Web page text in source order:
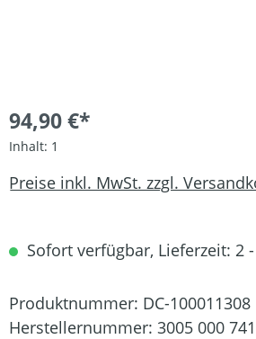
94,90 €*
Inhalt: 1
Preise inkl. MwSt. zzgl.
Sofort verfügbar, Lieferzeit: 2
Produktnummer: DC-100011308
Herstellernummer: 3005 000